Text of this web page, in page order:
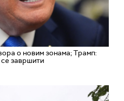
о новим зонама; Трамп:
завршити